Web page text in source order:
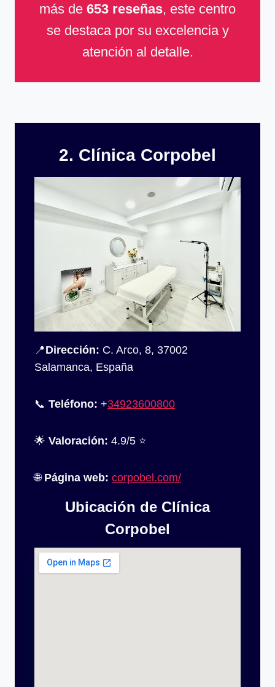
más de 653 reseñas, este centro
se destaca por su excelencia y
atención al detalle.
2. Clínica Corpobel
📍Dirección: C. Arco, 8, 37002
Salamanca, España
📞 Teléfono: +34923600800
🌟 Valoración: 4.9/5 ⭐
🌐 Página web: corpobel.com/
Ubicación de Clínica
Corpobel